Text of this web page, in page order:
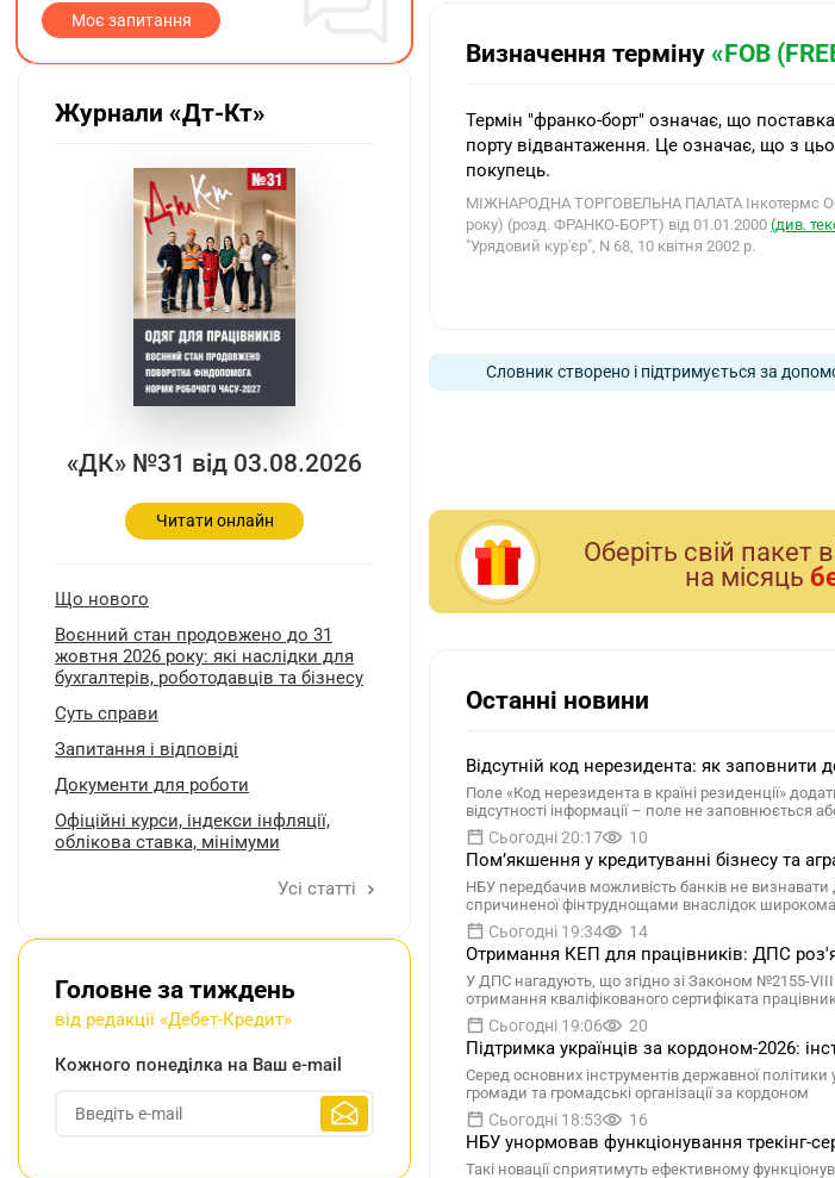
Визначення терміну «FOB
Термін "франко-борт" означає, що
порту відвантаження. Це означає, що з
покупець.
МІЖНАРОДНА ТОРГОВЕЛЬНА ПАЛАТА Інкотермс
року) (розд. ФРАНКО-БОРТ) від 01.01.2000 (див.
"Урядовий кур'єр", N 68, 10 квітня 2002 р.
Словник створено і підтримується за
Оберiть свiй пакет
на мiсяць
Останні новини
Відсутній код нерезидента: як заповнити
Поле «Код нерезидента в країні резиденції»
відсутності інформації – поле не заповнюється
Сьогодні 20:17 10
Помʼякшення у кредитуванні бізнесу та
НБУ передбачив можливість банків не визнавати
спричиненої фінтруднощами внаслідок
Сьогодні 19:34 14
Отримання КЕП для працівників: ДПС
У ДПС нагадують, що згідно зі Законом №2155-
отримання кваліфікованого сертифіката
Сьогодні 19:06 20
Підтримка українців за кордоном-2026:
Серед основних інструментів державної політики
громади та громадські організації за кордоном
Сьогодні 18:53 16
НБУ унормовав функціонування трекінг-
Такі новації сприятимуть ефективному
Моє запитання
Журнали «Дт-Кт»
«ДК» №31 від 03.08.2026
Читати онлайн
Що нового
Воєнний стан продовжено до 31
жовтня 2026 року: які наслідки для
бухгалтерів, роботодавців та бізнесу
Суть справи
Запитання і відповіді
Документи для роботи
Oфіційні курси, індекcи інфляції,
облікова ставка, мінімуми
Усі статті
Головне за тиждень
від редакції «Дебет-Кредит»
Кожного понеділка на Ваш e-mail